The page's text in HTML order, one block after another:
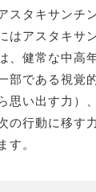
スタキサンチ
はアスタキサ
、健常な中高
部である視覚
思い出す力）
の行動に移す
す。